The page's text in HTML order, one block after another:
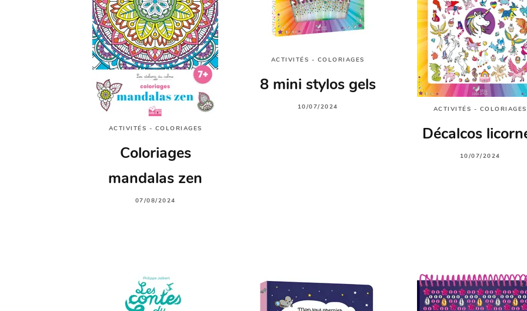
ACTIVITÉS - COLORIAGES
Coloriages
mandalas zen
07/08/2024
ACTIVITÉS - COLORIAGES
8 mini stylos gels
10/07/2024 ACTIVITÉS - COLORIAGES
Décalcos
10/07/2024